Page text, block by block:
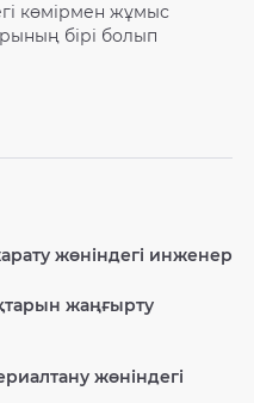
көмірмен жұмыс
бірі болып
жөніндегі инженер
жаңғырту
жөніндегі